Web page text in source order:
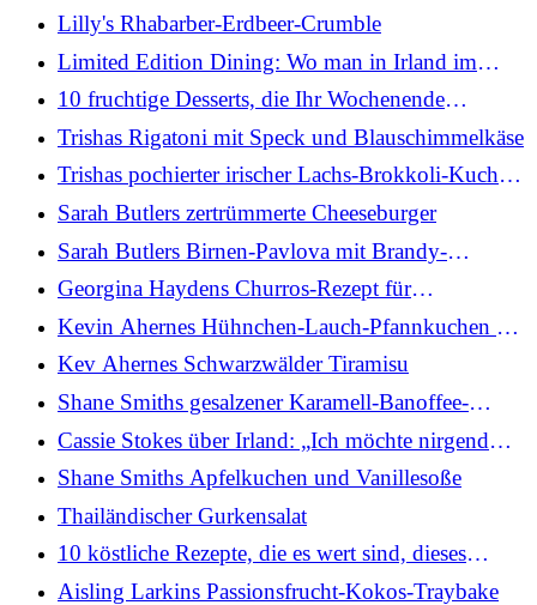
Lilly's Rhabarber-Erdbeer-Crumble
Limited Edition Dining: Wo man in Irland im
Einklang mit den Jahreszeiten essen kann
10 fruchtige Desserts, die Ihr Wochenende
verschönern
Trishas Rigatoni mit Speck und Blauschimmelkäse
Trishas pochierter irischer Lachs-Brokkoli-Kuchen
(für die Heißluftfritteuse geeignet)
Sarah Butlers zertrümmerte Cheeseburger
Sarah Butlers Birnen-Pavlova mit Brandy-
Schokoladensauce
Georgina Haydens Churros-Rezept für
niederländische Babys
Kevin Ahernes Hühnchen-Lauch-Pfannkuchen mit
Salsa Verde
Kev Ahernes Schwarzwälder Tiramisu
Shane Smiths gesalzener Karamell-Banoffee-
Kuchen
Cassie Stokes über Irland: „Ich möchte nirgendwo
anders hingehen“
Shane Smiths Apfelkuchen und Vanillesoße
Thailändischer Gurkensalat
10 köstliche Rezepte, die es wert sind, dieses
Wochenende auf den Grill zu gehen
Aisling Larkins Passionsfrucht-Kokos-Traybake